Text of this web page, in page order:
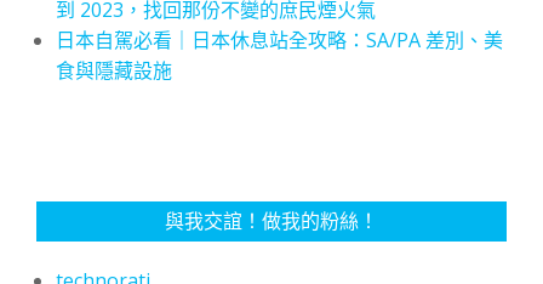
到 2023，找回那份不變的庶民煙火氣
日本自駕必看｜日本休息站全攻略：SA/PA 差別、美
食與隱藏設施
與我交誼！做我的粉絲！